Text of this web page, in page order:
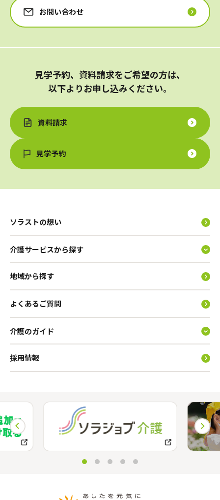
お問い合わせ
見学予約、資料請求をご希望の方は、
以下よりお申し込みください。
資料請求
見学予約
ソラストの想い
介護サービスから探す
地域から探す
よくあるご質問
介護のガイド
採用情報